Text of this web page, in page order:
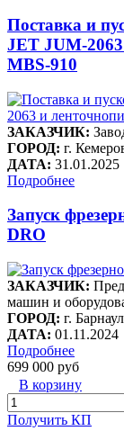
Поставка и
JET JUM-
MBS-910
ЗАКАЗЧИК:
ГОРОД: г.
ДАТА: 31.01.2025
Подробнее
Запуск
DRO
ЗАКАЗЧИК:
машин и
ГОРОД: г.
ДАТА: 01.11.2024
Подробнее
699 000 руб
В корзину
Получить КП